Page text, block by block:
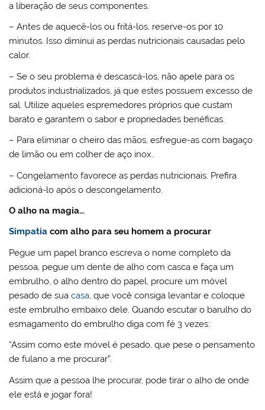
a liberação de seus componentes.
– Antes de aquecê-los ou fritá-los, reserve-os por 10
minutos. Isso diminui as perdas nutricionais causadas pelo
calor.
– Se o seu problema é descascá-los, não apele para os
produtos industrializados, já que estes possuem excesso de
sal. Utilize aqueles espremedores próprios que custam
barato e garantem o sabor e propriedades benéficas.
– Para eliminar o cheiro das mãos, esfregue-as com bagaço
de limão ou em colher de aço inox.
– Congelamento favorece as perdas nutricionais. Prefira
adicioná-lo após o descongelamento.
O alho na magia…
Simpatia com alho para seu homem a procurar
Pegue um papel branco escreva o nome completo da
pessoa, pegue um dente de alho com casca e faça um
embrulho, o alho dentro do papel, procure um móvel
pesado de suacasa, que você consiga levantar e coloque
este embrulho embaixo dele. Quando escutar o barulho do
esmagamento do embrulho diga com fé 3 vezes:
“Assim como este móvel é pesado, que pese o pensamento
de fulano a me procurar”.
Assim que a pessoa lhe procurar, pode tirar o alho de onde
ele está e jogar fora!